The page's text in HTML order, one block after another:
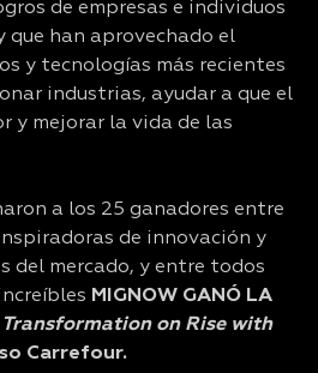
de empresas e individuos
que han aprovechado el
y tecnologías más recientes
industrias, ayudar a que el
y mejorar la vida de las
a los 25 ganadores entre
de innovación y
del mercado, y entre todos
MIGNOW GANÓ LA
on Rise with
Carrefour.